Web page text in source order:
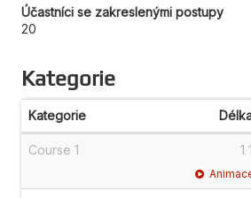
Účastníci se zakreslenými postupy
20
Kategorie
Kategorie
Course 1 1